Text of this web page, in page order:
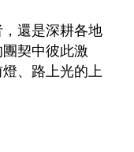
還是深耕各地
契中彼此激
、路上光的上